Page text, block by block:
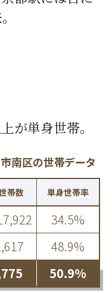
が単身世帯。
南区の世帯データ
帯数 単身世帯率
34.5%
48.9%
50.9%